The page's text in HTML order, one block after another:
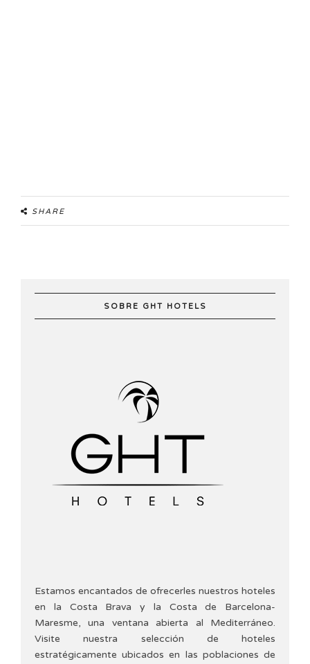
SHARE
SOBRE GHT HOTELS
Estamos encantados de ofrecerles nuestros hoteles
en la Costa Brava y la Costa de Barcelona-
Maresme, una ventana abierta al Mediterráneo.
Visite nuestra selección de hoteles
estratégicamente ubicados en las poblaciones de